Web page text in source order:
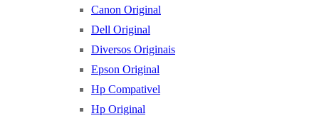
Canon Original
Dell Original
Diversos Originais
Epson Original
Hp Compativel
Hp Original